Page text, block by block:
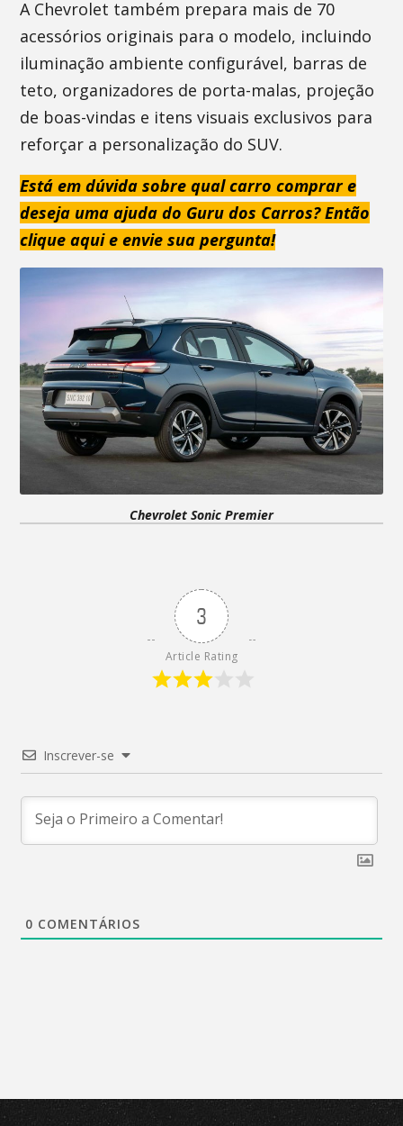
A Chevrolet também prepara mais de 70
acessórios originais para o modelo, incluindo
iluminação ambiente configurável, barras de
teto, organizadores de porta-malas, projeção
de boas-vindas e itens visuais exclusivos para
reforçar a personalização do SUV.
Está em dúvida sobre qual carro comprar e
deseja uma ajuda do Guru dos Carros? Então
clique aqui e envie sua pergunta!
Chevrolet Sonic Premier
3
Article Rating
Inscrever-se
0 COMENTÁRIOS